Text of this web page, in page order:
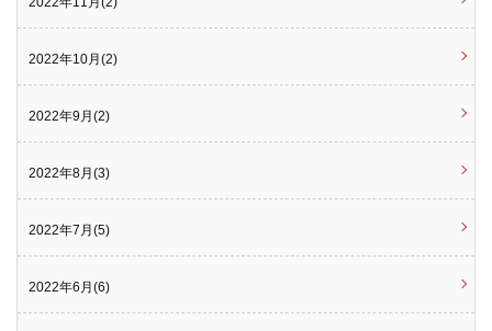
2022年10月(2)
2022年9月(2)
2022年8月(3)
2022年7月(5)
2022年6月(6)